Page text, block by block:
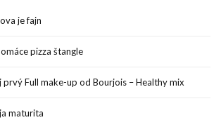
je fajn
pizza štangle
prvý Full make-up od Bourjois – Healthy mix
maturita